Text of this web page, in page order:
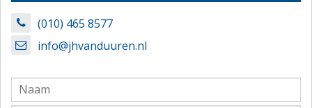
(010) 465 8577
info@jhvanduuren.nl